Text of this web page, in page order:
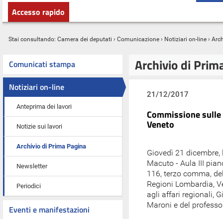
Accesso rapido
Stai consultando: Camera dei deputati › Comunicazione › Notiziari on-line ›
Comunicati stampa
Notiziari on-line
Anteprima dei lavori
Notizie sui lavori
Archivio di Prima Pagina
Newsletter
Periodici
Eventi e manifestazioni
Archivio di
21/12/2017
Commissione
Veneto
Giovedì 21
Macuto - Aula III
116, terzo comma,
Regioni Lombardia,
agli affari regionali,
Maroni e del